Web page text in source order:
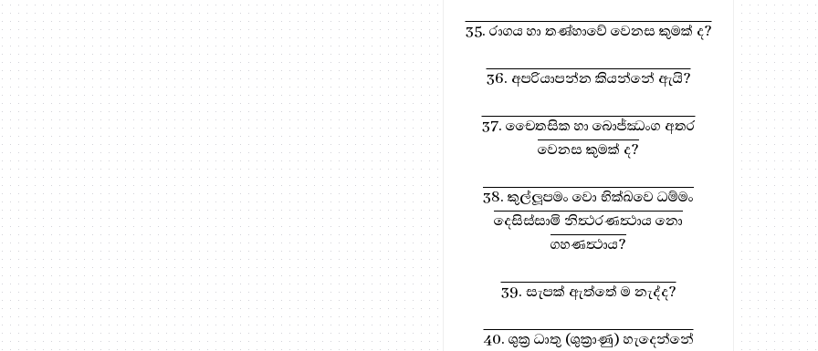
35. රාගය හා තණ්හාවේ වෙනස කුමක් ද?
36. අපරියාපන්න කියන්නේ ඇයි?
37. චෛතසික හා බොජ්ඣංග අතර
වෙනස කුමක් ද?
38. කුල්ලූපමං වො භික්‍ඛවෙ ධම්මං
දෙසිස්සාමි නිත්‍ථරණත්‍ථාය නො
ගහණත්‍ථාය?
39. සැපක් ඇත්තේ ම නැද්ද?
40. ශුක්‍ර ධාතු (ශුක්‍රාණු) හැදෙන්නේ